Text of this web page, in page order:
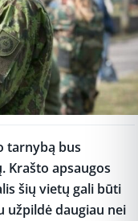
tarnybą bus
Krašto apsaugos
šių vietų gali būti
užpildė daugiau nei